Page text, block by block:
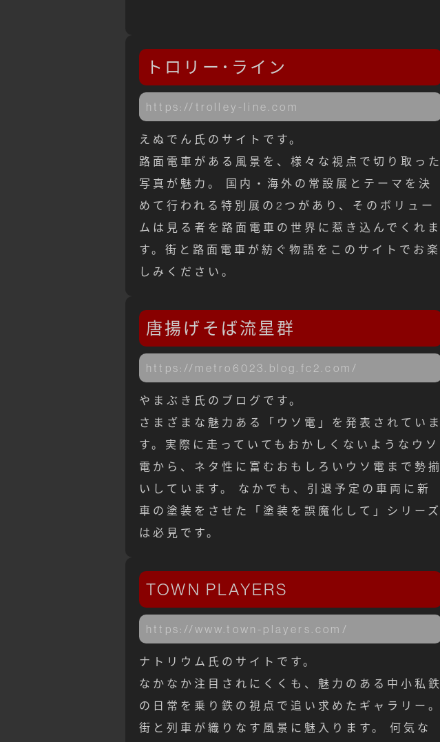
トロリー･ライン
https://trolley-line.com
えぬでん氏のサイトです。
路面電車がある風景を、様々な視点で切り取った
写真が魅力。 国内・海外の常設展とテーマを決
めて行われる特別展の2つがあり、そのボリュー
ムは見る者を路面電車の世界に惹き込んでくれま
す。街と路面電車が紡ぐ物語をこのサイトでお楽
しみください。
唐揚げそば流星群
https://metro6023.blog.fc2.com/
やまぶき氏のブログです。
さまざまな魅力ある「ウソ電」を発表されていま
す。実際に走っていてもおかしくないようなウソ
電から、ネタ性に富むおもしろいウソ電まで勢揃
いしています。 なかでも、引退予定の車両に新
車の塗装をさせた「塗装を誤魔化して」シリーズ
は必見です。
TOWN PLAYERS
https://www.town-players.com/
ナトリウム氏のサイトです。
なかなか注目されにくくも、魅力のある中小私鉄
の日常を乗り鉄の視点で追い求めたギャラリー。
街と列車が織りなす風景に魅入ります。 何気な